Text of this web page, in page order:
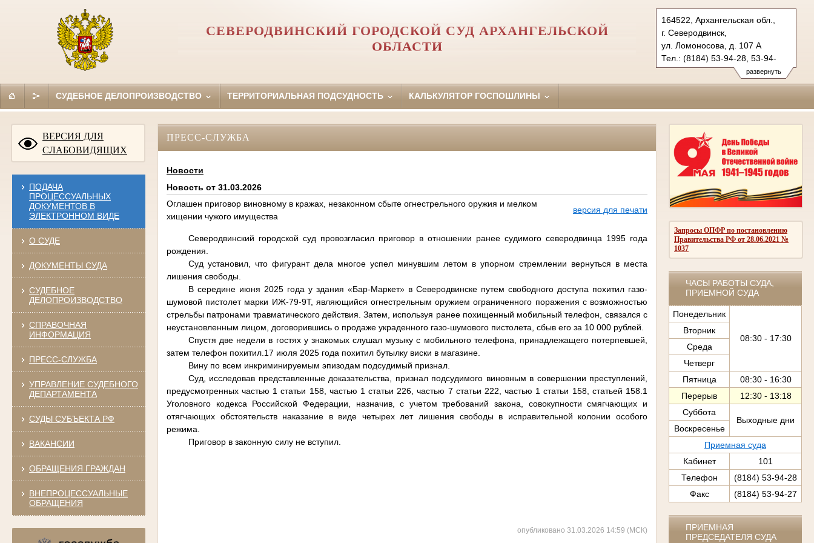
развернуть
164522, Архангельская обл.,
г. Северодвинск,
ул. Ломоносова, д. 107 А
Тел.: (8184) 53-94-28, 53-94-
27 (ф.)
seversud.arh@sudrf.ru
СЕВЕРОДВИНСКИЙ ГОРОДСКОЙ СУД АРХАНГЕЛЬСКОЙ
ОБЛАСТИ
СУДЕБНОЕ ДЕЛОПРОИЗВОДСТВО ТЕРРИТОРИАЛЬНАЯ ПОДСУДНОСТЬ КАЛЬКУЛЯТОР ГОСПОШЛИНЫ
ВЕРСИЯ ДЛЯ
СЛАБОВИДЯЩИХ
ПОДАЧА
ПРОЦЕССУАЛЬНЫХ
ДОКУМЕНТОВ В
ЭЛЕКТРОННОМ ВИДЕ
О СУДЕ
ДОКУМЕНТЫ СУДА
СУДЕБНОЕ
ДЕЛОПРОИЗВОДСТВО
СПРАВОЧНАЯ
ИНФОРМАЦИЯ
ПРЕСС-СЛУЖБА
УПРАВЛЕНИЕ СУДЕБНОГО
ДЕПАРТАМЕНТА
СУДЫ СУБЪЕКТА РФ
ВАКАНСИИ
ОБРАЩЕНИЯ ГРАЖДАН
ВНЕПРОЦЕССУАЛЬНЫЕ
ОБРАЩЕНИЯ
Запросы ОПФР по постановлению
Правительства РФ от 28.06.2021 №
1037
ЧАСЫ РАБОТЫ СУДА,
ПРИЕМНОЙ СУДА
Понедельник
08:30 - 17:30
Вторник
Среда
Четверг
Пятница
08:30 - 16:30
Перерыв
12:30 - 13:18
Суббота
Выходные дни
Воскресенье
Приемная суда
Кабинет
101
Телефон
(8184) 53-94-28
Факс
(8184) 53-94-27
ПРИЕМНАЯ
ПРЕДСЕДАТЕЛЯ СУДА
ПРЕСС-СЛУЖБА
Новости
Новость от 31.03.2026
Оглашен приговор виновному в кражах, незаконном сбыте огнестрельного оружия и мелком
хищении чужого имущества
версия для печати
Северодвинский городской суд провозгласил приговор в отношении ранее судимого северодвинца 1995 года
рождения.
Суд установил, что фигурант дела многое успел минувшим летом в упорном стремлении вернуться в места
лишения свободы.
В середине июня 2025 года у здания «Бар-Маркет» в Северодвинске путем свободного доступа похитил газо-
шумовой пистолет марки ИЖ-79-9Т, являющийся огнестрельным оружием ограниченного поражения с возможностью
стрельбы патронами травматического действия. Затем, используя ранее похищенный мобильный телефон, связался с
неустановленным лицом, договорившись о продаже украденного газо-шумового пистолета, сбыв его за 10 000 рублей.
Спустя две недели в гостях у знакомых слушал музыку с мобильного телефона, принадлежащего потерпевшей,
затем телефон похитил.17 июля 2025 года похитил бутылку виски в магазине.
Вину по всем инкриминируемым эпизодам подсудимый признал.
Суд, исследовав представленные доказательства, признал подсудимого виновным в совершении преступлений,
предусмотренных частью 1 статьи 158, частью 1 статьи 226, частью 7 статьи 222, частью 1 статьи 158, статьей 158.1
Уголовного кодекса Российской Федерации, назначив, с учетом требований закона, совокупности смягчающих и
отягчающих обстоятельств наказание в виде четырех лет лишения свободы в исправительной колонии особого
режима.
Приговор в законную силу не вступил.
опубликовано 31.03.2026 14:59 (МСК)